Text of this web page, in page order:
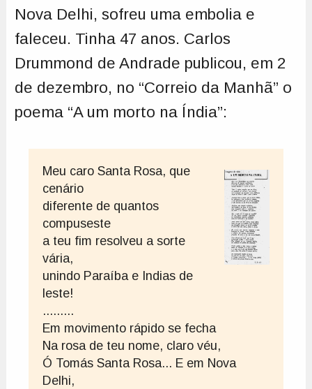
Nova Delhi, sofreu uma embolia e
faleceu. Tinha 47 anos. Carlos
Drummond de Andrade publicou, em 2
de dezembro, no “Correio da Manhã” o
poema “A um morto na Índia”:
Meu caro Santa Rosa, que
cenário
diferente de quantos
compuseste
a teu fim resolveu a sorte
vária,
unindo Paraíba e Indias de
leste!
.........
Em movimento rápido se fecha
Na rosa de teu nome, claro véu,
Ó Tomás Santa Rosa... E em Nova
Delhi,